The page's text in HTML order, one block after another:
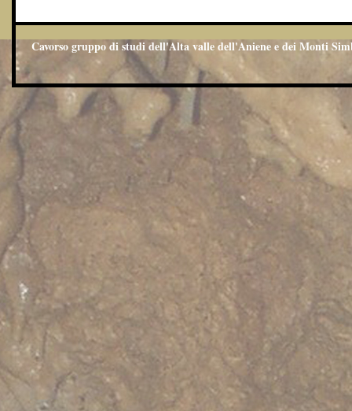
Cavorso gruppo di studi dell'Alta valle dell'Aniene e dei Monti